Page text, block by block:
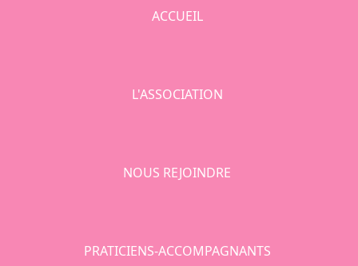
ACCUEIL
L'ASSOCIATION
NOUS REJOINDRE
PRATICIENS-ACCOMPAGNANTS